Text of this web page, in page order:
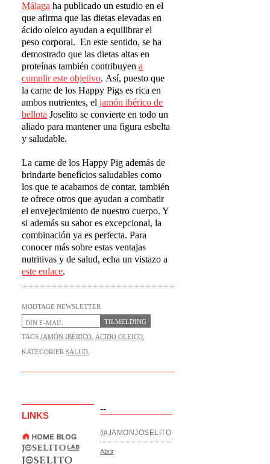
Málaga ha publicado un estudio en el
que afirma que las dietas elevadas en
ácido oleico ayudan a equilibrar el
peso corporal. En este sentido, se ha
demostrado que las dietas altas en
proteínas también contribuyena
cumplir este objetivo. Así, puesto que
la carne de los Happy Pigs es rica en
ambos nutrientes, eljamón ibérico de
bellota Joselito se convierte en todo un
aliado para mantener una figura esbelta
y saludable.
La carne de los Happy Pig además de
brindarte beneficios saludables como
los que te acabamos de contar, también
te ofrece otros que ayudan a combatir
el envejecimiento de nuestro cuerpo. Y
si además su sabor es excepcional, la
combinación ya es perfecta. Para
conocer más sobre estas ventajas
nutritivas y de salud, echa un vistazo a
este enlace.
MODTAGE NEWSLETTER
TILMELDING
TAGSJAMÓN IBÉRICO ÁCIDO OLEICO
KATEGORIERSALUD
--
LINKS
@JAMONJOSELITO
Abrir